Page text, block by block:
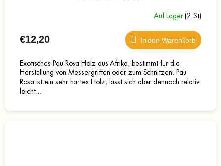
Auf Lager (2 St)
€12,20 In den Warenkorb
Exotisches Pau-Rosa-Holz aus Afrika, bestimmt für die
Herstellung von Messergriffen oder zum Schnitzen. Pau
Rosa ist ein sehr hartes Holz, lässt sich aber dennoch relativ
leicht...